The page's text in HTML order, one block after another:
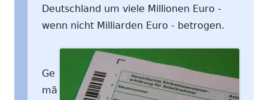
Deutschland um viele Millionen Euro -
wenn nicht Milliarden Euro - betrogen.
Ge
mä